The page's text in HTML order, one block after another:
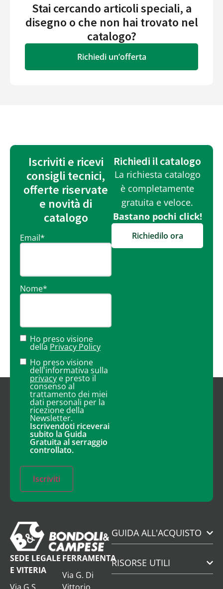
Stai cercando articoli speciali, a
disegno o che non hai trovato nel
catalogo?
Richiedi un’offerta
Iscriviti e ricevi
consigli tecnici,
offerte riservate
e novità di
catalogo
Email*
Nome*
Ho preso visione
della Privacy Policy
Ho preso visione
dell'informativa sulla
privacy e presto il
consenso al
trattamento dei miei
dati personali per la
ricezione della
Newsletter.
Iscrivendoti riceverai
subito la Guida
Gratuita al serraggio
controllato.
Iscriviti
Richiedi il catalogo
La richiesta catalogo
è completamente
gratuita e veloce.
Bastano pochi click!
Richiedilo ora
SEDE LEGALE
E VITERIA
Via G.S.
FERRAMENTA
Via G. Di
Vittorio
GUIDA ALL'ACQUISTO
RISORSE UTILI